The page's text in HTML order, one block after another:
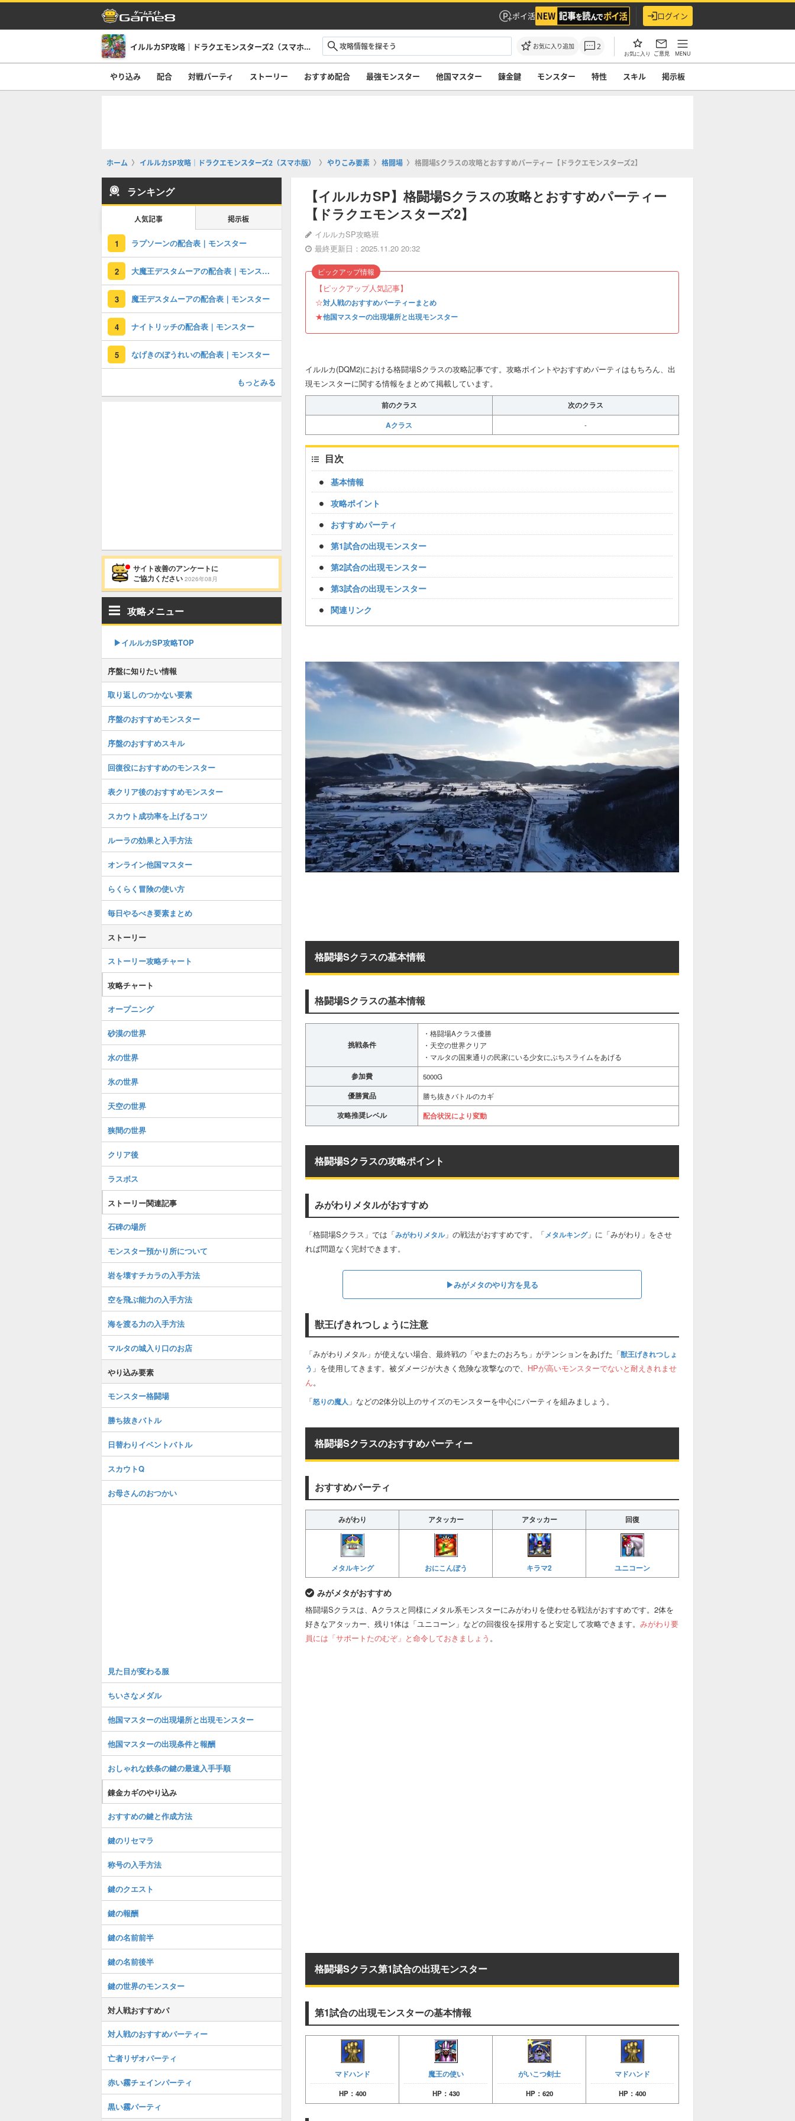
ポイ活 ログイン
イルルカSP攻略｜ドラクエモンスターズ2（スマホ版） お気に入り追加 2
お気に入り ご意見 MENU
やり込み 配合 対戦パーティ ストーリー おすすめ配合 最強モンスター 他国マスター 錬金鍵 モンスター 特性 スキル 掲示板
ホーム イルルカSP攻略｜ドラクエモンスターズ2（スマホ版） やりこみ要素 格闘場 格闘場Sクラスの攻略とおすすめパーティー【ドラクエモンスターズ2】
【イルルカSP】格闘場Sクラスの攻略とおすすめパーティー
【ドラクエモンスターズ2】
イルルカSP攻略班
最終更新日：2025.11.20 20:32
【ピックアップ人気記事】
☆対人戦のおすすめパーティーまとめ
★他国マスターの出現場所と出現モンスター
ピックアップ情報
イルルカ(DQM2)における格闘場Sクラスの攻略記事です。攻略ポイントやおすすめパーティはもちろん、出
現モンスターに関する情報をまとめて掲載しています。
前のクラス 次のクラス
Aクラス -
目次
基本情報
攻略ポイント
おすすめパーティ
第1試合の出現モンスター
第2試合の出現モンスター
第3試合の出現モンスター
関連リンク
格闘場Sクラスの基本情報
格闘場Sクラスの基本情報
挑戦条件
・格闘場Aクラス優勝
・天空の世界クリア
・マルタの国東通りの民家にいる少女にぶちスライムをあげる
参加費 5000G
優勝賞品 勝ち抜きバトルのカギ
攻略推奨レベル 配合状況により変動
格闘場Sクラスの攻略ポイント
みがわりメタルがおすすめ
「格闘場Sクラス」では「みがわりメタル」の戦法がおすすめです。「メタルキング」に「みがわり」をさせ
れば問題なく完封できます。
▶みがメタのやり方を見る
獣王げきれつしょうに注意
「みがわりメタル」が使えない場合、最終戦の「やまたのおろち」がテンションをあげた「獣王げきれつしょ
う 」を使用してきます。被ダメージが大きく危険な攻撃なので、 HPが高いモンスターでないと耐えきれませ
ん。
「怒りの魔人 」などの2体分以上のサイズのモンスターを中心にパーティを組みましょう。
格闘場Sクラスのおすすめパーティー
おすすめパーティ
みがわり アタッカー アタッカー 回復
メタルキング おにこんぼう キラマ2 ユニコーン
みがメタがおすすめ
格闘場Sクラスは、Aクラスと同様にメタル系モンスターにみがわりを使わせる戦法がおすすめです。2体を
好きなアタッカー、残り1体は「ユニコーン」などの回復役を採用すると安定して攻略できます。 みがわり要
員には「サポートたのむぞ」と命令しておきましょう 。
格闘場Sクラス第1試合の出現モンスター
第1試合の出現モンスターの基本情報
マドハンド
HP：400
魔王の使い
HP：430
がいこつ剣士
HP：620
マドハンド
HP：400
ランキング
人気記事 掲示板
1 ラプソーンの配合表｜モンスター
2 大魔王デスタムーアの配合表｜モンスター
3 魔王デスタムーアの配合表｜モンスター
4 ナイトリッチの配合表｜モンスター
5 なげきのぼうれいの配合表｜モンスター
もっとみる
サイト改善のアンケートに
ご協力ください 2026年08月
攻略メニュー
▶︎イルルカSP攻略TOP
序盤に知りたい情報
取り返しのつかない要素
序盤のおすすめモンスター
序盤のおすすめスキル
回復役におすすめのモンスター
表クリア後のおすすめモンスター
スカウト成功率を上げるコツ
ルーラの効果と入手方法
オンライン他国マスター
らくらく冒険の使い方
毎日やるべき要素まとめ
ストーリー
ストーリー攻略チャート
攻略チャート
オープニング
砂漠の世界
水の世界
氷の世界
天空の世界
狭間の世界
クリア後
ラスボス
ストーリー関連記事
石碑の場所
モンスター預かり所について
岩を壊すチカラの入手方法
空を飛ぶ能力の入手方法
海を渡る力の入手方法
マルタの城入り口のお店
やり込み要素
モンスター格闘場
勝ち抜きバトル
日替わりイベントバトル
スカウトQ
お母さんのおつかい
見た目が変わる服
ちいさなメダル
他国マスターの出現場所と出現モンスター
他国マスターの出現条件と報酬
おしゃれな鉄条の鍵の最速入手手順
錬金カギのやり込み
おすすめの鍵と作成方法
鍵のリセマラ
称号の入手方法
鍵のクエスト
鍵の報酬
鍵の名前前半
鍵の名前後半
鍵の世界のモンスター
対人戦おすすめパ
対人戦のおすすめパーティー
亡者リザオパーティ
赤い霧チェインパーティ
黒い霧パーティ